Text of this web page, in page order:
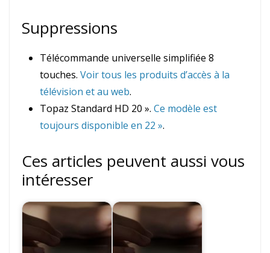
Suppressions
Télécommande universelle simplifiée 8
touches. Voir tous les produits d’accès à la
télévision et au web.
Topaz Standard HD 20 ». Ce modèle est
toujours disponible en 22 ».
Ces articles peuvent aussi vous
intéresser